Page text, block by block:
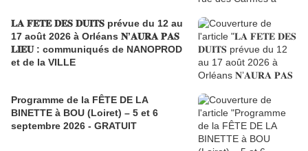
𝐋𝐀 𝐅𝐄𝐓𝐄 𝐃𝐄𝐒 𝐃𝐔𝐈𝐓𝐒 prévue du 12 au
17 août 2026 à Orléans 𝐍’𝐀𝐔𝐑𝐀 𝐏𝐀𝐒
𝐋𝐈𝐄𝐔 : communiqués de NANOPROD
et de la VILLE
Programme de la FÊTE DE LA
BINETTE à BOU (Loiret) – 5 et 6
septembre 2026 - GRATUIT